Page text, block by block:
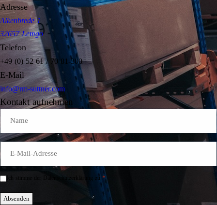
Adresse
Alkenbrede 1
32657 Lemgo
Telefon
+49 (0) 52 61 / 70 81-300
E-Mail
info@rm-suttner.com
Kontakt aufnehmen
Mail
Einwilligung
Ich stimme der Datenschutzerklärung zu.*
Absenden